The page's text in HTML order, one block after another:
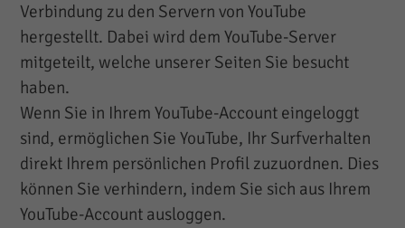
Verbindung zu den Servern von YouTube
hergestellt. Dabei wird dem YouTube-Server
mitgeteilt, welche unserer Seiten Sie besucht
haben.
Wenn Sie in Ihrem YouTube-Account eingeloggt
sind, ermöglichen Sie YouTube, Ihr Surfverhalten
direkt Ihrem persönlichen Profil zuzuordnen. Dies
können Sie verhindern, indem Sie sich aus Ihrem
YouTube-Account ausloggen.